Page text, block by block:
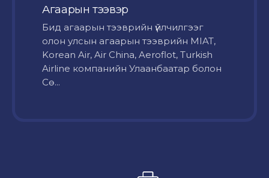
Агаарын тээвэр
Бид агаарын тээврийн үйлчилгээг
олон улсын агаарын тээврийн MIAT,
Korean Air, Air China, Aeroflot, Turkish
Airline компанийн Улаанбаатар болон
Сө...